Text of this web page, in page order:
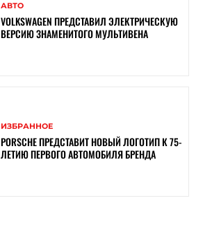
АВТО
VOLKSWAGEN ПРЕДСТАВИЛ ЭЛЕКТРИЧЕСКУЮ
ВЕРСИЮ ЗНАМЕНИТОГО МУЛЬТИВЕНА
ИЗБРАННОЕ
PORSCHE ПРЕДСТАВИТ НОВЫЙ ЛОГОТИП К 75-
ЛЕТИЮ ПЕРВОГО АВТОМОБИЛЯ БРЕНДА